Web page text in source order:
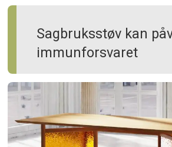
Sagbruksstøv kan
immun­forsvaret